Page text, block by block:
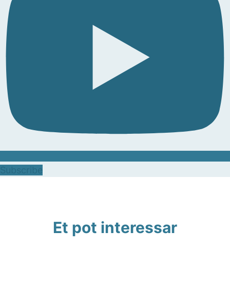
Et pot interessar